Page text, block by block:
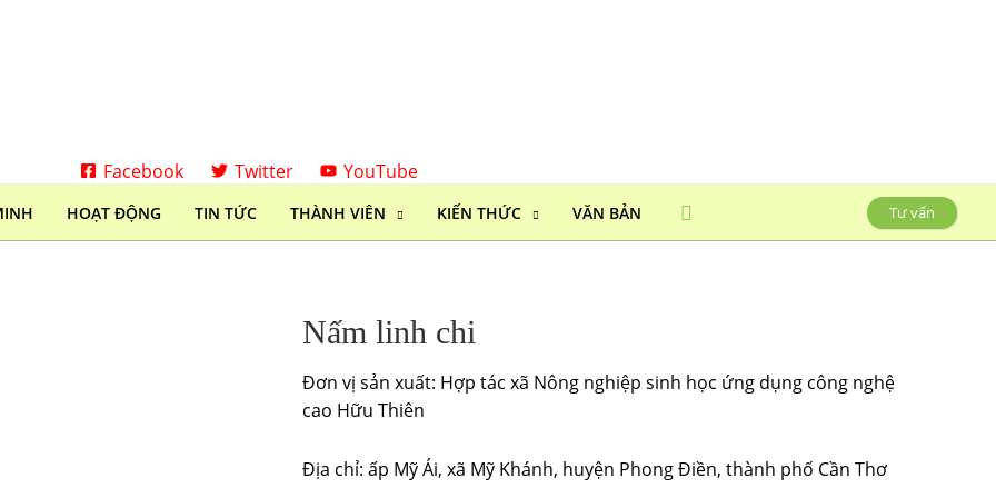
Facebook Twitter YouTube
HOẠT ĐỘNG TIN TỨC THÀNH VIÊN KIẾN THỨC VĂN BẢN Tư vấn
Nấm linh chi
Đơn vị sản xuất: Hợp tác xã Nông nghiệp sinh học ứng dụng công nghệ
cao Hữu Thiên
Địa chỉ: ấp Mỹ Ái, xã Mỹ Khánh, huyện Phong Điền, thành phố Cần Thơ